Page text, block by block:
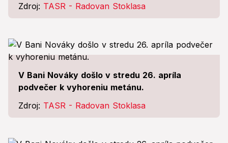
Zdroj: TASR - Radovan Stoklasa
V Bani Nováky došlo v stredu 26. apríla
podvečer k vyhoreniu metánu.
Zdroj: TASR - Radovan Stoklasa